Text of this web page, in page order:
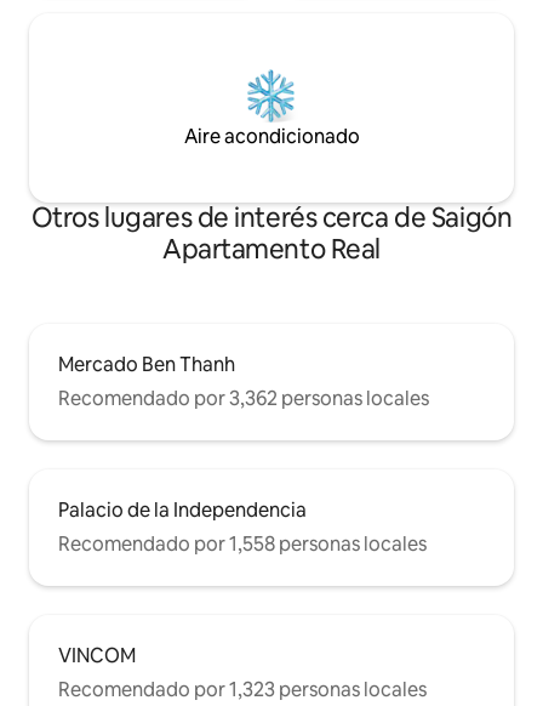
Aire acondicionado
Otros lugares de interés cerca de Saigón
Apartamento Real
Mercado Ben Thanh
Recomendado por 3,362 personas locales
Palacio de la Independencia
Recomendado por 1,558 personas locales
VINCOM
Recomendado por 1,323 personas locales